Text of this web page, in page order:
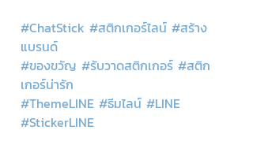
#ChatStick #สติกเกอร์ไลน์ #สร้าง
แบรนด์
#ของขวัญ #รับวาดสติกเกอร์ #สติก
เกอร์น่ารัก
#ThemeLINE #ธีมไลน์ #LINE
#StickerLINE